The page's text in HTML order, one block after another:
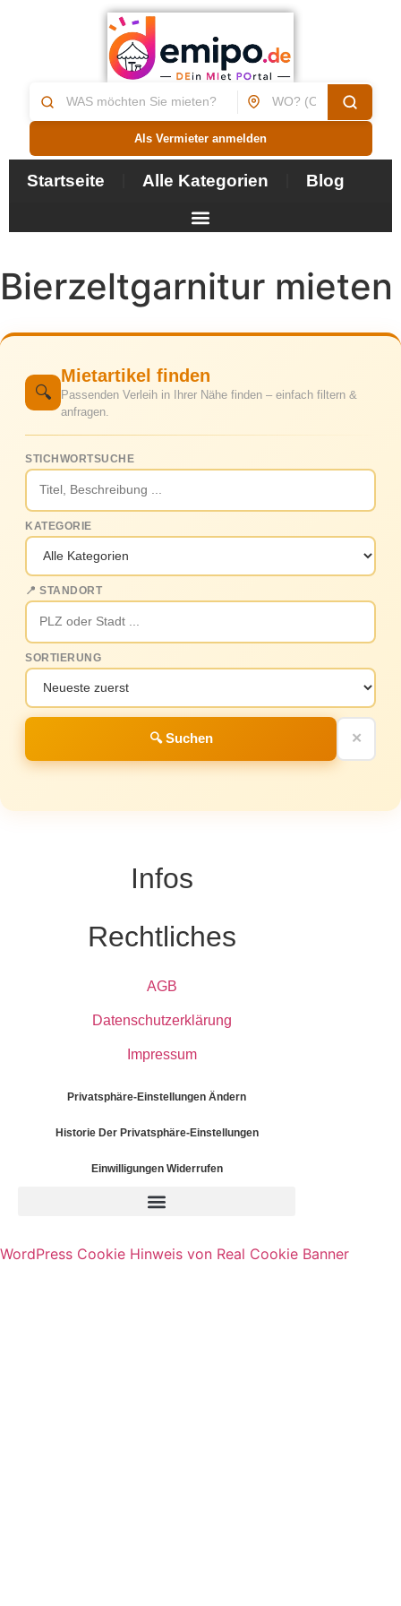
Als Vermieter anmelden
Startseite Alle Kategorien Blog
Bierzeltgarnitur mieten
🔍
Mietartikel finden
Passenden Verleih in Ihrer Nähe finden – einfach filtern &
anfragen.
STICHWORTSUCHE
KATEGORIE
📍 STANDORT
SORTIERUNG
🔍 Suchen ✕
Infos
Rechtliches
AGB
Datenschutzerklärung
Impressum
Privatsphäre-Einstellungen Ändern
Historie Der Privatsphäre-Einstellungen
Einwilligungen Widerrufen
WordPress Cookie Hinweis von Real Cookie Banner